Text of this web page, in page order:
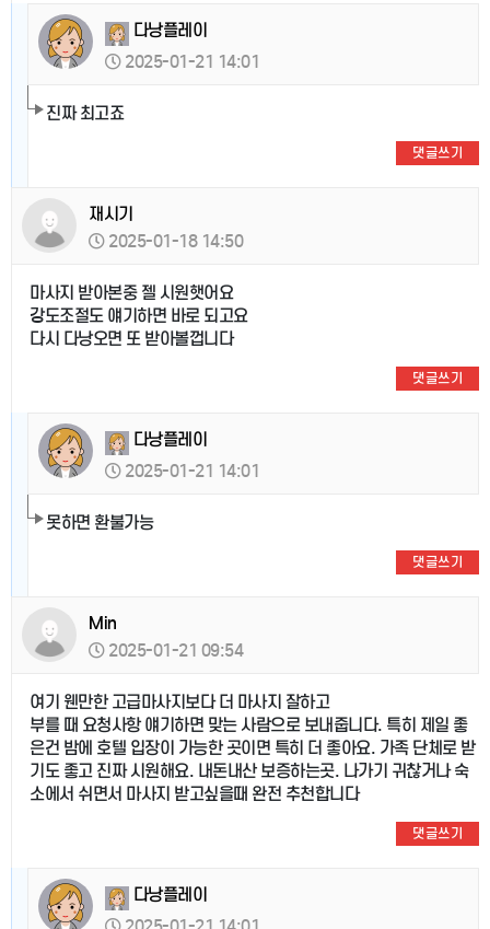
다낭플레이
2025-01-21 14:01
진짜 최고죠
댓글쓰기
재시기
2025-01-18 14:50
마사지 받아본중 젤 시원햇어요
강도조절도 얘기하면 바로 되고요
다시 다낭오면 또 받아볼껍니다
댓글쓰기
다낭플레이
2025-01-21 14:01
못하면 환불가능
댓글쓰기
Min
2025-01-21 09:54
여기 웬만한 고급마사지보다 더 마사지 잘하고
부를 때 요청사항 얘기하면 맞는 사람으로 보내줍니다. 특히 제일 좋
은건 밤에 호텔 입장이 가능한 곳이면 특히 더 좋아요. 가족 단체로 받
기도 좋고 진짜 시원해요. 내돈내산 보증하는곳. 나가기 귀찮거나 숙
소에서 쉬면서 마사지 받고싶을때 완전 추천합니다
댓글쓰기
다낭플레이